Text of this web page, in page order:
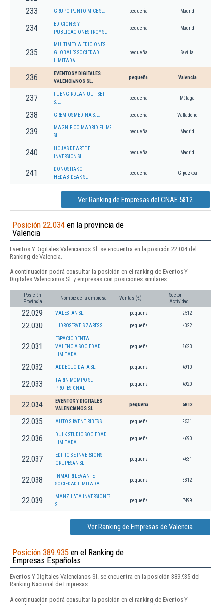
233 GRUPO PUNTO MICE SL. pequeña Madrid
234
EDICIONES Y
PUBLICACIONES TROY SL
pequeña Madrid
235
MULTIMEDIA EDICIONES
GLOBALES SOCIEDAD
LIMITADA.
pequeña Sevilla
236
EVENTOS Y DIGITALES
VALENCIANOS SL.
pequeña Valencia
237
FUENGIROLAN UUTISET
S.L.
pequeña Málaga
238 GREMIOS MEDINA S.L. pequeña Valladolid
239
MAGNIFICO MADRID FILMS
SL
pequeña Madrid
240
HOJAS DE ARTE E
INVERSION SL
pequeña Madrid
241
DONOSTIAKO
HEDABIDEAK SL
pequeña Gipuzkoa
Ver Ranking de Empresas del CNAE 5812
Posición 22.034 en la provincia de
Valencia
Eventos Y Digitales Valencianos Sl. se encuentra en la posición 22.034 del
Ranking de Valencia.
A continuación podrá consultar la posición en el ranking de Eventos Y
Digitales Valencianos Sl. y empresas con posiciones similares:
Posición
Provincia
Nombre de la empresa Ventas (€)
Sector
Actividad
22.029 VALESTAN SL. pequeña 2512
22.030 HIDROSERVEIS ZARES SL pequeña 4322
22.031
ESPACIO DENTAL
VALENCIA SOCIEDAD
LIMITADA.
pequeña 8623
22.032 ADDECUO DATA SL. pequeña 6910
22.033
TARIN MOMPO SL
PROFESIONAL
pequeña 6920
22.034
EVENTOS Y DIGITALES
VALENCIANOS SL.
pequeña 5812
22.035 AUTO SIRVENT RIBES S.L. pequeña 9531
22.036
DULK STUDIO SOCIEDAD
LIMITADA.
pequeña 4690
22.037
EDIFICIS E INVERSIONS
GRUPESAN SL
pequeña 4631
22.038
INMAFRI LEVANTE
SOCIEDAD LIMITADA.
pequeña 3312
22.039
MANZILATA INVERSIONES
SL
pequeña 7499
Ver Ranking de Empresas de Valencia
Posición 389.935 en el Ranking de
Empresas Españolas
Eventos Y Digitales Valencianos Sl. se encuentra en la posición 389.935 del
Ranking Nacional de Empresas.
A continuación podrá consultar la posición en el ranking de Eventos Y